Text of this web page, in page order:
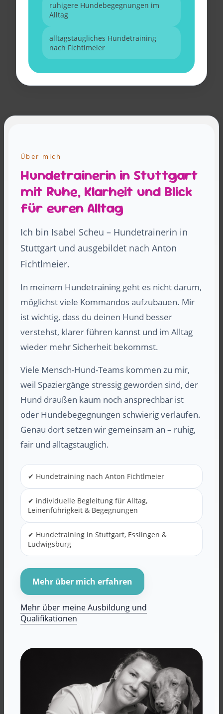
ruhigere Hundebegegnungen im
Alltag
alltagstaugliches Hundetraining
nach Fichtlmeier
Über mich
Hundetrainerin in Stuttgart
mit Ruhe, Klarheit und Blick
für euren Alltag
Ich bin Isabel Scheu – Hundetrainerin in
Stuttgart und ausgebildet nach Anton
Fichtlmeier.
In meinem Hundetraining geht es nicht darum,
möglichst viele Kommandos aufzubauen. Mir
ist wichtig, dass du deinen Hund besser
verstehst, klarer führen kannst und im Alltag
wieder mehr Sicherheit bekommst.
Viele Mensch-Hund-Teams kommen zu mir,
weil Spaziergänge stressig geworden sind, der
Hund draußen kaum noch ansprechbar ist
oder Hundebegegnungen schwierig verlaufen.
Genau dort setzen wir gemeinsam an – ruhig,
fair und alltagstauglich.
✔ Hundetraining nach Anton Fichtlmeier
✔ individuelle Begleitung für Alltag,
Leinenführigkeit & Begegnungen
✔ Hundetraining in Stuttgart, Esslingen &
Ludwigsburg
Mehr über mich erfahren
Mehr über meine Ausbildung und
Qualifikationen